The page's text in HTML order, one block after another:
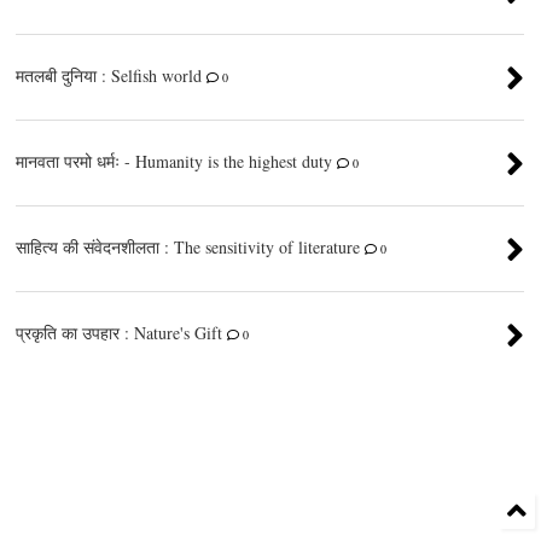
मतलबी दुनिया : Selfish world 0
मानवता परमो धर्मः - Humanity is the highest duty 0
साहित्य की संवेदनशीलता : The sensitivity of literature 0
प्रकृति का उपहार : Nature's Gift 0